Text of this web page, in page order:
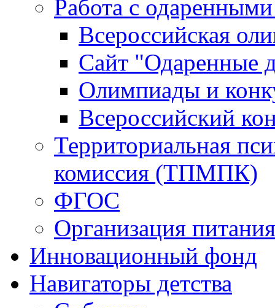
Работа с
Всероссийская
Сайт "Одаренные
Олимпиады и
Всероссийский
Территориальная
комиссия (ТПМПК)
ФГОС
Организация питания
Инновационный фонд
Навигаторы детства